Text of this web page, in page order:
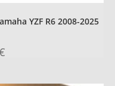
YZF R6 2008-2025